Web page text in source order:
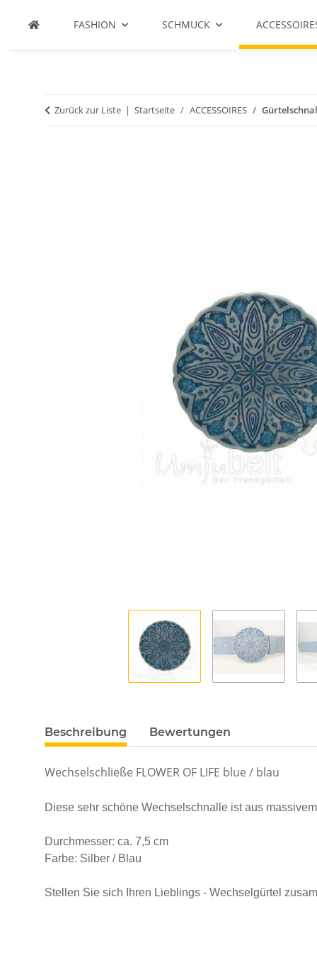
FASHION SCHMUCK
Zurück zur Liste Startseite ACCESSOIRES
Beschreibung Bewertungen
Wechselschließe FLOWER OF LIFE blue / blau
Diese sehr schöne Wechselschnalle ist aus
Durchmesser: ca. 7,5 cm
Farbe: Silber / Blau
Stellen Sie sich Ihren Lieblings - Wechselgürtel